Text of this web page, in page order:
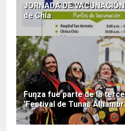
JORNADA DE
de Chía
Funza fue parte de la
'Festival de Tunas